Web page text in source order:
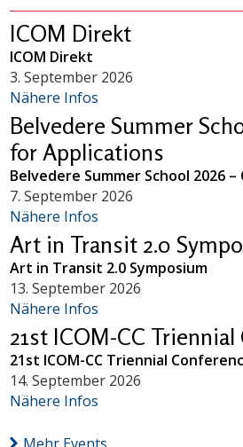
ICOM Direkt
ICOM Direkt
3. September 2026
Nähere Infos
Belvedere Summer
for Applications
Belvedere Summer School 2026
7. September 2026
Nähere Infos
Art in Transit 2.0
Art in Transit 2.0 Symposium
13. September 2026
Nähere Infos
21st ICOM-CC Triennial
21st ICOM-CC Triennial
14. September 2026
Nähere Infos